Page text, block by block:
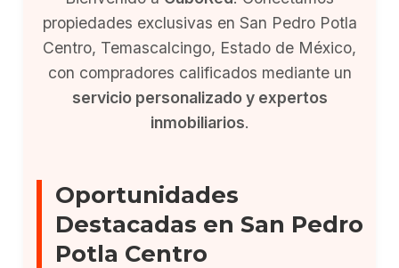
propiedades exclusivas en San Pedro Potla
Centro, Temascalcingo, Estado de México,
con compradores calificados mediante un
servicio personalizado y expertos
inmobiliarios.
Oportunidades
Destacadas en San Pedro
Potla Centro